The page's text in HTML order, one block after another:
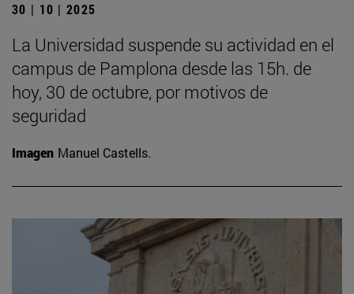
30 | 10 | 2025
La Universidad suspende su actividad en el
campus de Pamplona desde las 15h. de
hoy, 30 de octubre, por motivos de
seguridad
Imagen Manuel Castells.